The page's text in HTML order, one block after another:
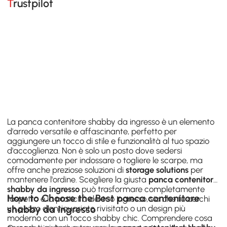
Trustpilot
La panca contenitore shabby da ingresso è un elemento
d'arredo versatile e affascinante, perfetto per
aggiungere un tocco di stile e funzionalità al tuo spazio
d'accoglienza. Non è solo un posto dove sedersi
comodamente per indossare o togliere le scarpe, ma
offre anche preziose soluzioni distorage solutions per
mantenere l'ordine. Scegliere la giusta panca contenitore
shabby da ingresso può trasformare completamente
l'aspetto e la praticità del tuo ingresso, sia che tu cerchi
un pezzo d'antiquariato rivisitato o un design più
moderno con un tocco shabby chic. Comprendere cosa
How to Choose the Best panca contenitore
shabby da ingresso